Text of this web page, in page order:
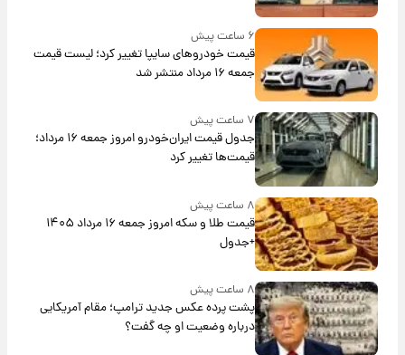
۶ ساعت پیش
قیمت خودروهای سایپا تغییر کرد؛ لیست قیمت
جمعه ۱۶ مرداد منتشر شد
۷ ساعت پیش
جدول قیمت ایران‌خودرو امروز جمعه ۱۶ مرداد؛
قیمت‌ها تغییر کرد
۸ ساعت پیش
قیمت طلا و سکه امروز جمعه ۱۶ مرداد ۱۴۰۵
+جدول
۸ ساعت پیش
پشت پرده عکس جدید ترامپ؛ مقام آمریکایی
درباره وضعیت او چه گفت؟